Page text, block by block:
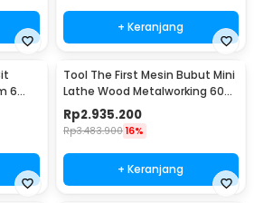
+ Keranjang
6
Tool The First Mesin Bubut Mini
Lathe Wood Metalworking 60W
- TZ20002MG
Rp2.935.200
Rp3.483.900 16%
+ Keranjang